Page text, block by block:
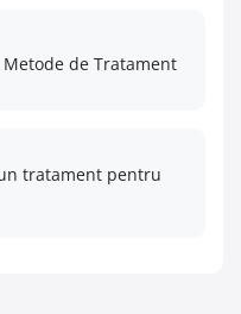
de Tratament
tratament pentru